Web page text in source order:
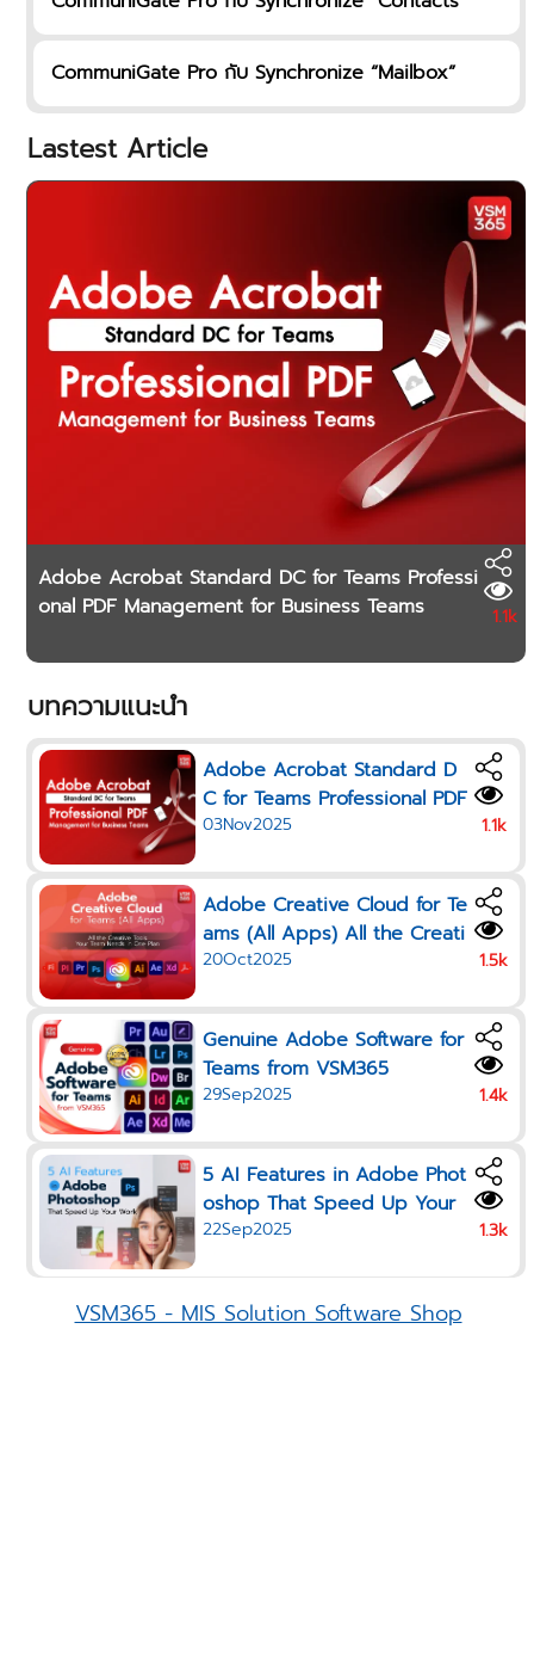
CommuniGate Pro กับ Synchronize “Mailbox”
Lastest Article
Adobe Acrobat Standard DC for Teams Professi
onal PDF Management for Business Teams
1.1k
บทความแนะนำ
Adobe Acrobat Standard D
C for Teams Professional PDF
Management for Business Te
03Nov2025 1.1k
Adobe Creative Cloud for Te
ams (All Apps) All the Creati
ve Tools Your Team Needs i
20Oct2025 1.5k
Genuine Adobe Software for
Teams from VSM365
29Sep2025 1.4k
5 AI Features in Adobe Phot
oshop That Speed Up Your
Work in 2025
22Sep2025 1.3k
VSM365 - MIS Solution Software Shop